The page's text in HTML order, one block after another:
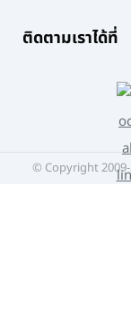
ติดตามเราได้ที่
© Copyright 2009-